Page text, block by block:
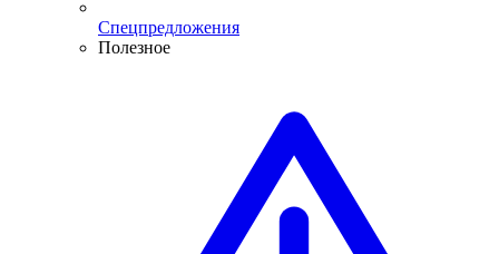
Спецпредложения
Полезное